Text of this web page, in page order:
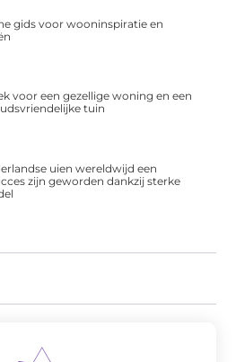
gids voor wooninspiratie en
voor een gezellige woning en een
tuin
uien wereldwijd een
zijn geworden dankzij sterke